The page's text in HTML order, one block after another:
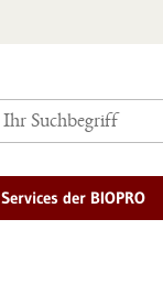
Services der BIOPRO